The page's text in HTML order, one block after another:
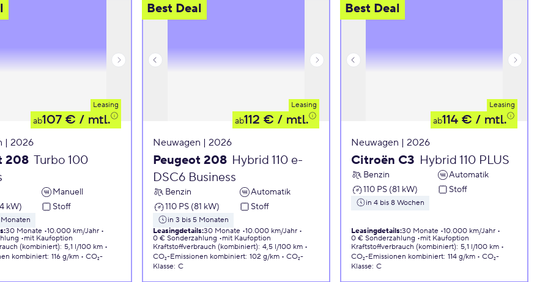
Leasing
ab107 € / mtl.
| 2026
208 Turbo 100
Manuell
kW)
Stoff
:30 Monate 10.000 km/Jahr
mit Kaufoption
(kombiniert): 5,1 l/100 km
kombiniert: 116 g/km
CO₂-
Best Deal
Leasing
ab112 € / mtl.
Neuwagen | 2026
Peugeot 208 Hybrid 110 e-
DSC6 Business
Benzin
Automatik
110 PS (81 kW)
Stoff
in 3 bis 5 Monaten
Leasingdetails:30 Monate 10.000 km/Jahr
0 € Sonderzahlung
mit Kaufoption
Kraftstoffverbrauch (kombiniert): 4,5 l/100 km
CO₂-Emissionen kombiniert: 102 g/km
CO₂-
Klasse: C
Best Deal
Leasing
ab114 € / mtl.
Neuwagen | 2026
Citroën C3 Hybrid 110 PLUS
Benzin
Automatik
110 PS (81 kW)
Stoff
in 4 bis 8 Wochen
Leasingdetails:30 Monate 10.000 km/Jahr
0 € Sonderzahlung
mit Kaufoption
Kraftstoffverbrauch (kombiniert): 5,1 l/100 km
CO₂-Emissionen kombiniert: 114 g/km
CO₂-
Klasse: C